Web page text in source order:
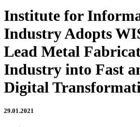
Institute for
Industry Adopts
Lead Metal
Industry into Fast
Digital
29.01.2021